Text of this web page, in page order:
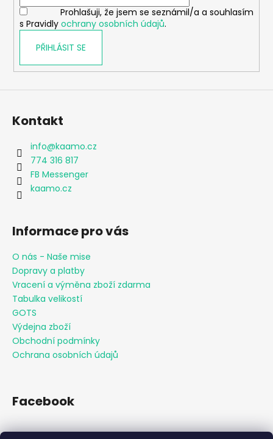
Prohlašuji, že jsem se seznámil/a a souhlasím
s Pravidly ochrany osobních údajů.
PŘIHLÁSIT SE
Kontakt
info@kaamo.cz
774 316 817
FB Messenger
kaamo.cz
Informace pro vás
O nás - Naše mise
Dopravy a platby
Vracení a výměna zboží zdarma
Tabulka velikostí
GOTS
Výdejna zboží
Obchodní podmínky
Ochrana osobních údajů
Facebook